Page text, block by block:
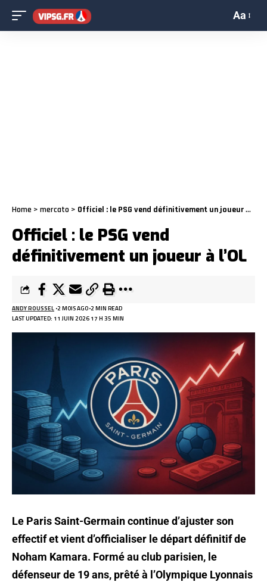
Aa
Home > mercato > Officiel : le PSG vend définitivement un joueur à l’OL
Officiel : le PSG vend
définitivement un joueur à l’OL
LAST UPDATED: 11 JUIN 2026 17 H 35 MIN
ANDY ROUSSEL 2 MOIS AGO 2 MIN READ
Le Paris Saint-Germain continue d’ajuster son
effectif et vient d’officialiser le départ définitif de
Noham Kamara. Formé au club parisien, le
défenseur de 19 ans, prêté à l’Olympique Lyonnais